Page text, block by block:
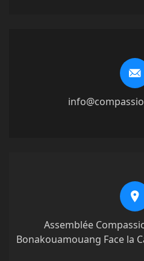
Assemblée
Bonakouamouang Face la